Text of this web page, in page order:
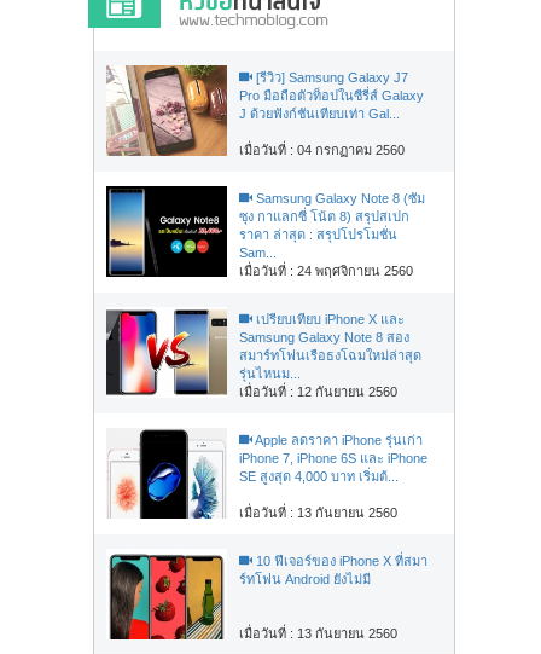
[รีวิว] Samsung Galaxy J7
Pro มือถือตัวท็อปในซีรี่ส์ Galaxy
J ด้วยฟังก์ชันเทียบเท่า Gal...
เมื่อวันที่ : 04 กรกฏาคม 2560
Samsung Galaxy Note 8 (ซัม
ซุง กาแลกซี่ โน้ต 8) สรุปสเปก
ราคา ล่าสุด : สรุปโปรโมชั่น
Sam...
เมื่อวันที่ : 24 พฤศจิกายน 2560
เปรียบเทียบ iPhone X และ
Samsung Galaxy Note 8 สอง
สมาร์ทโฟนเรือธงโฉมใหม่ล่าสุด
รุ่นไหนม...
เมื่อวันที่ : 12 กันยายน 2560
Apple ลดราคา iPhone รุ่นเก่า
iPhone 7, iPhone 6S และ iPhone
SE สูงสุด 4,000 บาท เริ่มต้...
เมื่อวันที่ : 13 กันยายน 2560
10 ฟีเจอร์ของ iPhone X ที่สมา
ร์ทโฟน Android ยังไม่มี
เมื่อวันที่ : 13 กันยายน 2560